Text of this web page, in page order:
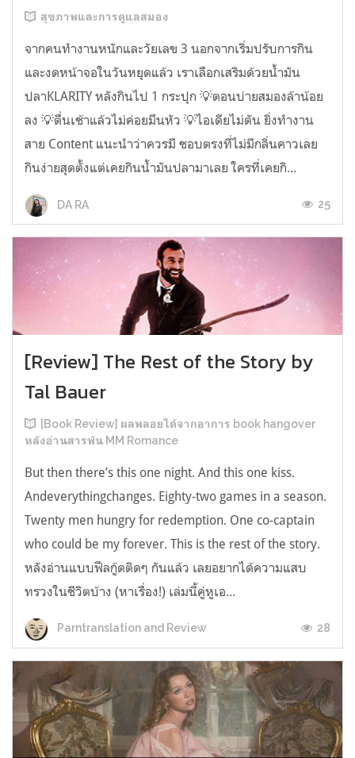
สุขภาพและการดูแลสมอง
จากคนทำงานหนักและวัยเลข 3 นอกจากเริ่มปรับการกิน
และงดหน้าจอในวันหยุดแล้ว เราเลือกเสริมด้วยน้ำมัน
ปลาKLARITY หลังกินไป 1 กระปุก 💡ตอนบ่ายสมองล้าน้อย
ลง 💡ตื่นเช้าแล้วไม่ค่อยมึนหัว 💡ไอเดียไม่ตัน ยิ่งทำงาน
สาย Content แนะนำว่าควรมี ชอบตรงที่ไม่มีกลิ่นคาวเลย
กินง่ายสุดตั้งแต่เคยกินน้ำมันปลามาเลย ใครที่เคยกิ...
DA RA 25
[Review] The Rest of the Story by
Tal Bauer
[Book Review] ผลพลอยได้จากอาการ book hangover
หลังอ่านสารพัน MM Romance
But then there’s this one night. And this one kiss.
Andeverythingchanges. Eighty-two games in a season.
Twenty men hungry for redemption. One co-captain
who could be my forever. This is the rest of the story.
หลังอ่านแบบฟีลกู้ดติดๆ กันแล้ว เลยอยากได้ความแสบ
ทรวงในชีวิตบ้าง (หาเรื่อง!) เล่มนี้คู่หูเอ...
Parntranslation and Review 28